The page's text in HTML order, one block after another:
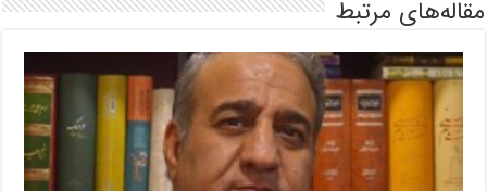
مقاله‌های مرتبط